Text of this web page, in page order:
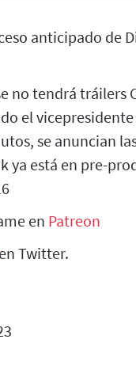
anticipado de
no tendrá tráilers
el
se anuncian
ya está en pre-
en Patreon
en Twitter.